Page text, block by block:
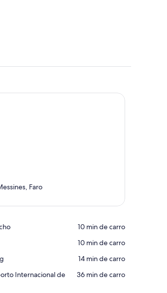
Faro
‪10 min de carro‬
‪10 min de carro‬
‪14 min de carro‬
Internacional de
‪36 min de carro‬